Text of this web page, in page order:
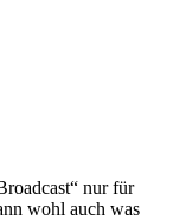
nur für
wohl auch was